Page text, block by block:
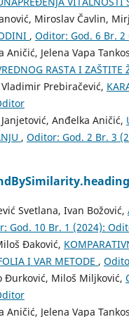
Miroslav Čavlin,
, Oditor: God. 6 Br.
Jelena Vapa
RASTA I ZAŠTITE
Prebiračević,
Anđelka Aničić,
, Oditor: God. 2 Br. 3
Svetlana, Ivan Božović,
God. 10 Br. 1 (2024):
Đaković,
I VAR METODE ,
Đurković, Miloš Miljković,
Jelena Vapa